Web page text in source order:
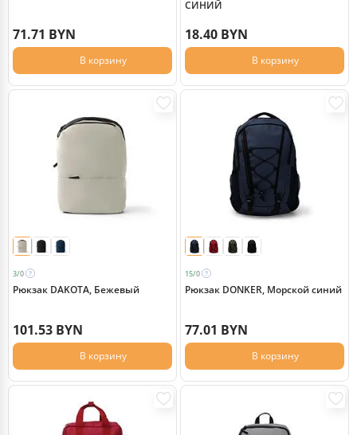
71.71 BYN
В корзину
СИНИЙ
18.40 BYN
В корзину
3/0
Рюкзак DAKOTA, Бежевый
101.53 BYN
В корзину
15/0
Рюкзак DONKER, Морской синий
77.01 BYN
В корзину